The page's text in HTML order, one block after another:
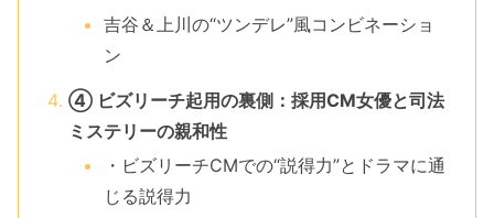
吉谷＆上川の“ツンデレ”風コンビネーショ
ン
④ ビズリーチ起用の裏側：採用CM女優と司法
ミステリーの親和性
・ビズリーチCMでの“説得力”とドラマに通
じる説得力